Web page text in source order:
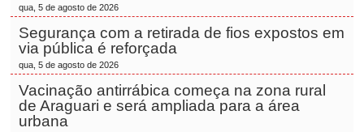
qua, 5 de agosto de 2026
Segurança com a retirada de fios expostos em
via pública é reforçada
qua, 5 de agosto de 2026
Vacinação antirrábica começa na zona rural
de Araguari e será ampliada para a área
urbana